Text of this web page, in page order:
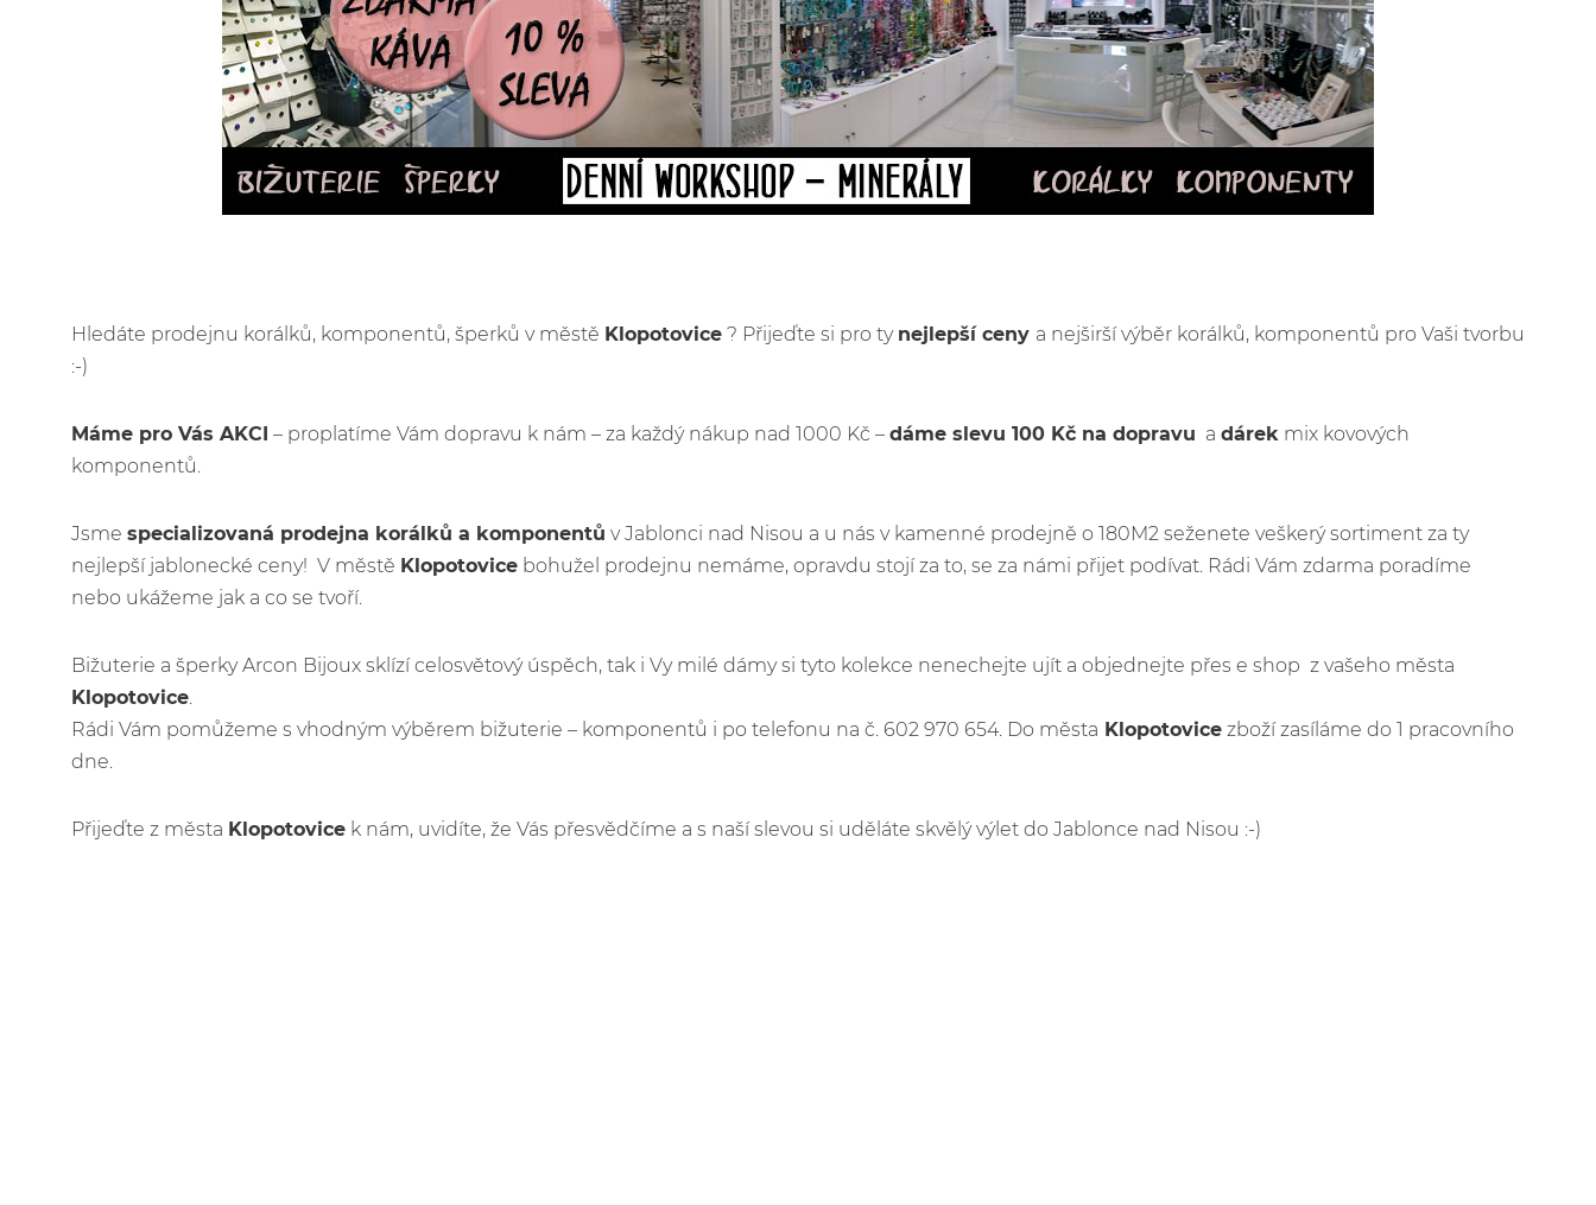
Hledáte prodejnu korálků, komponentů, šperků v městě Klopotovice ? Přijeďte si pro ty nejlepší ceny a nejširší výběr korálků, komponentů pro Vaši tvorbu
:-)
Máme pro Vás AKCI – proplatíme Vám dopravu k nám – za každý nákup nad 1000 Kč – dáme slevu 100 Kč na dopravu a dárek mix kovových
komponentů.
Jsme specializovaná prodejna korálků a komponentů v Jablonci nad Nisou a u nás v kamenné prodejně o 180M2 seženete veškerý sortiment za ty
nejlepší jablonecké ceny! V městě Klopotovice bohužel prodejnu nemáme, opravdu stojí za to, se za námi přijet podívat. Rádi Vám zdarma poradíme
nebo ukážeme jak a co se tvoří.
Bižuterie a šperky Arcon Bijoux sklízí celosvětový úspěch, tak i Vy milé dámy si tyto kolekce nenechejte ujít a objednejte přes e shop z vašeho města
Klopotovice.
Rádi Vám pomůžeme s vhodným výběrem bižuterie – komponentů i po telefonu na č. 602 970 654. Do města Klopotovice zboží zasíláme do 1 pracovního
dne.
Přijeďte z města Klopotovice k nám, uvidíte, že Vás přesvědčíme a s naší slevou si uděláte skvělý výlet do Jablonce nad Nisou :-)